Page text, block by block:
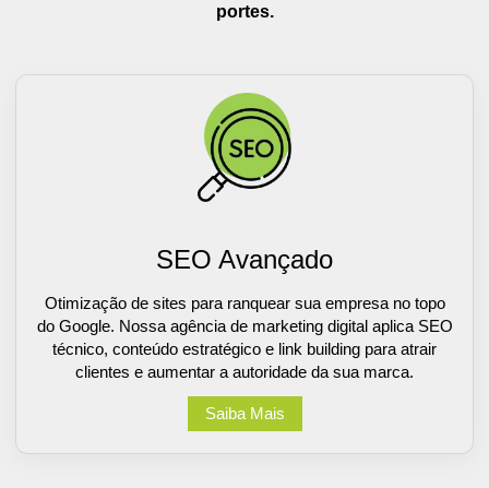
portes.
SEO Avançado
Otimização de sites para ranquear sua empresa no topo
do Google. Nossa agência de marketing digital aplica SEO
técnico, conteúdo estratégico e link building para atrair
clientes e aumentar a autoridade da sua marca.
Saiba Mais